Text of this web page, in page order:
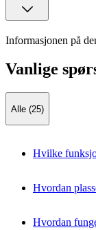
Informasjonen på
Vanlige
Alle (25)
Hvilke
Hvordan
Hvordan